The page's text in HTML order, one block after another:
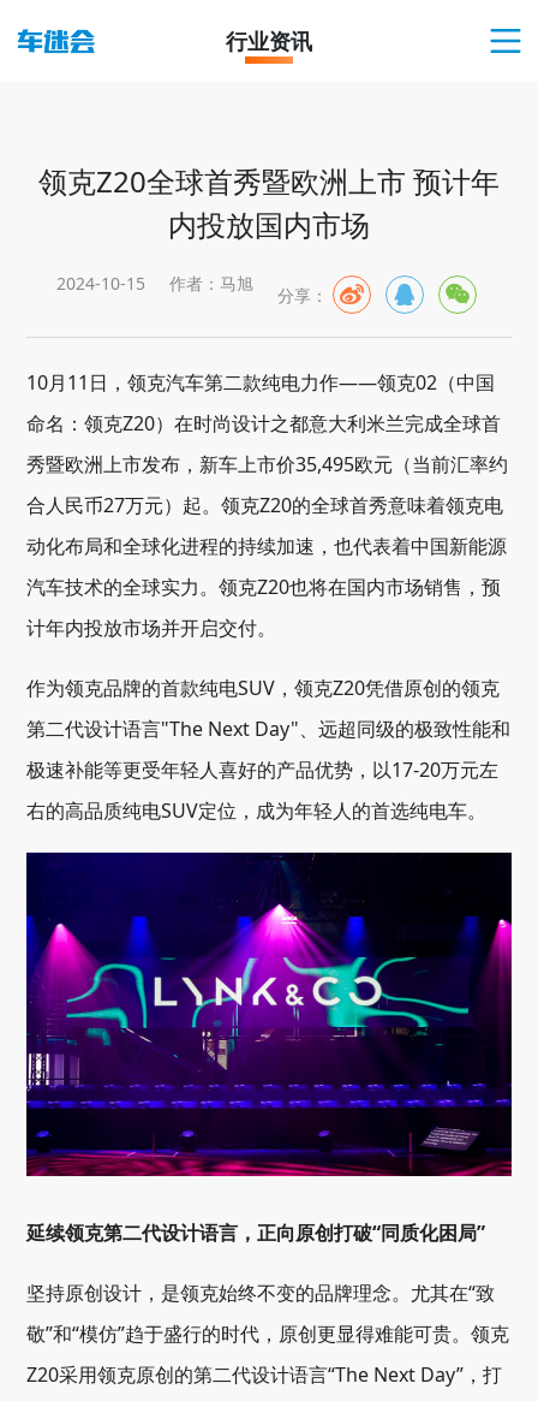
行业资讯
领克Z20全球首秀暨欧洲上市 预计年
内投放国内市场
2024-10-15 作者：马旭 分享：
10月11日，领克汽车第二款纯电力作——领克02（中国
命名：领克Z20）在时尚设计之都意大利米兰完成全球首
秀暨欧洲上市发布，新车上市价35,495欧元（当前汇率约
合人民币27万元）起。领克Z20的全球首秀意味着领克电
动化布局和全球化进程的持续加速，也代表着中国新能源
汽车技术的全球实力。领克Z20也将在国内市场销售，预
计年内投放市场并开启交付。
作为领克品牌的首款纯电SUV，领克Z20凭借原创的领克
第二代设计语言"The Next Day"、远超同级的极致性能和
极速补能等更受年轻人喜好的产品优势，以17-20万元左
右的高品质纯电SUV定位，成为年轻人的首选纯电车。
延续领克第二代设计语言，正向原创打破“同质化困局”
坚持原创设计，是领克始终不变的品牌理念。尤其在“致
敬”和“模仿”趋于盛行的时代，原创更显得难能可贵。领克
Z20采用领克原创的第二代设计语言“The Next Day”，打